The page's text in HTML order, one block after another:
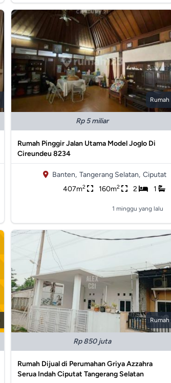
Rumah
Rp 5 miliar
Rumah Pinggir Jalan Utama Model Joglo Di
Cireundeu 8234
Banten, Tangerang Selatan, Ciputat
407m2 160m2 2 1
1 minggu yang lalu
Rumah
Rp 850 juta
Rumah Dijual di Perumahan Griya Azzahra
Serua Indah Ciputat Tangerang Selatan